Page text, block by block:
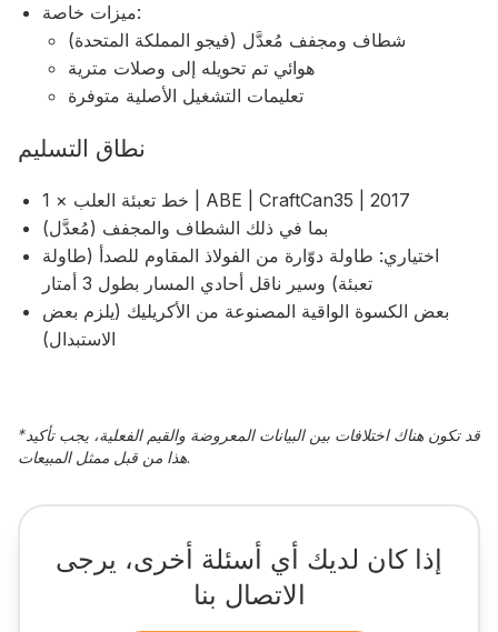
ميزات خاصة:
شطاف ومجفف مُعدَّل (فيجو المملكة المتحدة)
هوائي تم تحويله إلى وصلات مترية
تعليمات التشغيل الأصلية متوفرة
نطاق التسليم
1 × خط تعبئة العلب | ABE | CraftCan35 | 2017
بما في ذلك الشطاف والمجفف (مُعدَّل)
اختياري: طاولة دوّارة من الفولاذ المقاوم للصدأ (طاولة
تعبئة) وسير ناقل أحادي المسار بطول 3 أمتار
بعض الكسوة الواقية المصنوعة من الأكريليك (يلزم بعض
الاستبدال)
*قد تكون هناك اختلافات بين البيانات المعروضة والقيم الفعلية، يجب تأكيد
هذا من قبل ممثل المبيعات.
إذا كان لديك أي أسئلة أخرى، يرجى
الاتصال بنا